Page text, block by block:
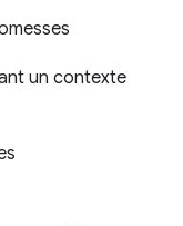
un contexte